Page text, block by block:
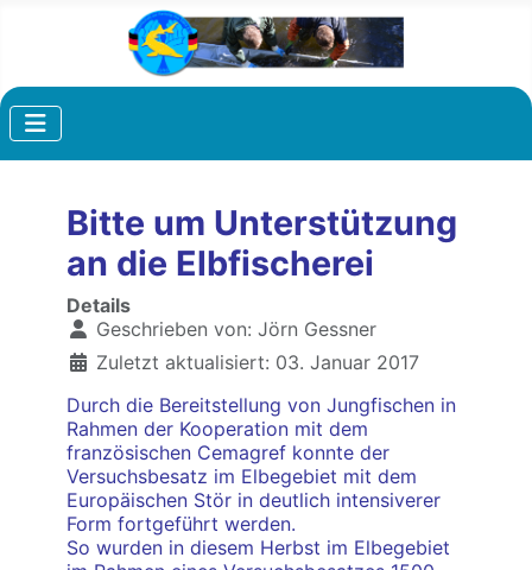
Bitte um Unterstützung
an die Elbfischerei
Details
Geschrieben von: Jörn Gessner
Zuletzt aktualisiert: 03. Januar 2017
Durch die Bereitstellung von Jungfischen in
Rahmen der Kooperation mit dem
französischen Cemagref konnte der
Versuchsbesatz im Elbegebiet mit dem
Europäischen Stör in deutlich intensiverer
Form fortgeführt werden.
So wurden in diesem Herbst im Elbegebiet